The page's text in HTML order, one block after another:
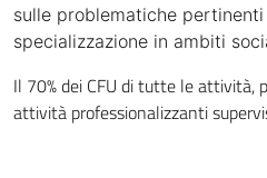
sulle problematiche
specializzazione in ambiti
Il 70% dei CFU di tutte le attività,
attività professionalizzanti